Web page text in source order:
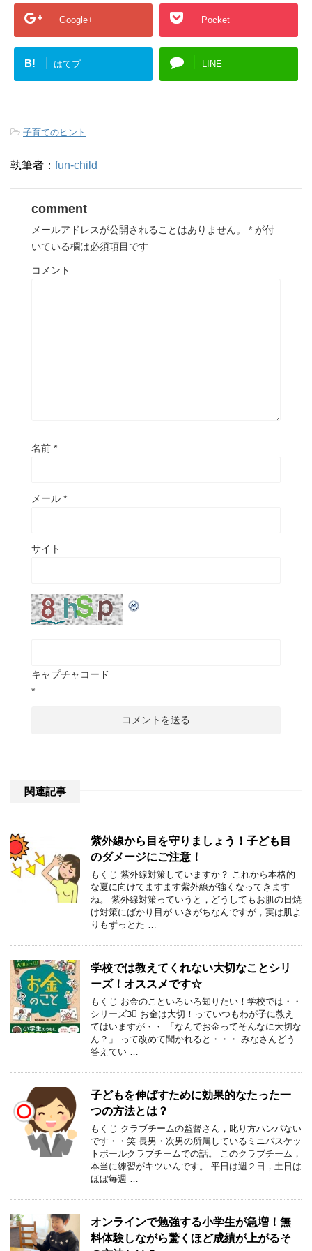
Google+ Pocket
B! はてブ LINE
-子育てのヒント
執筆者： fun-child
comment
メールアドレスが公開されることはありません。 * が付
いている欄は必須項目です
コメント
名前 *
メール *
サイト
キャプチャコード
*
関連記事
紫外線から目を守りましょう！子ども目
のダメージにご注意！
もくじ 紫外線対策していますか？ これから本格的
な夏に向けてますます紫外線が強くなってきます
ね。 紫外線対策っていうと，どうしてもお肌の日焼
け対策にばかり目が いきがちなんですが，実は肌よ
りもずっとた …
学校では教えてくれない大切なことシリ
ーズ！オススメです☆
もくじ お金のこといろいろ知りたい！学校では・・
シリーズ3⃣ お金は大切！っていつもわが子に教え
てはいますが・・ 「なんでお金ってそんなに大切な
ん？」 って改めて聞かれると・・・ みなさんどう
答えてい …
子どもを伸ばすために効果的なたった一
つの方法とは？
もくじ クラブチームの監督さん，叱り方ハンパない
です・・笑 長男・次男の所属しているミニバスケッ
トボールクラブチームでの話。 このクラブチーム，
本当に練習がキツいんです。 平日は週２日，土日は
ほぼ毎週 …
オンラインで勉強する小学生が急増！無
料体験しながら驚くほど成績が上がるそ